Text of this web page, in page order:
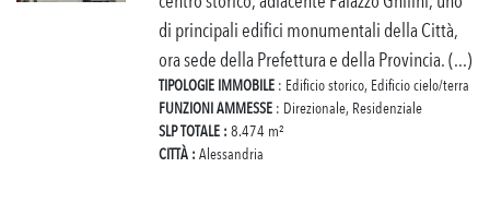
di principali edifici monumentali della Città,
ora sede della Prefettura e della Provincia. (...)
TIPOLOGIE IMMOBILE : Edificio storico, Edificio cielo/terra
FUNZIONI AMMESSE : Direzionale, Residenziale
SLP TOTALE : 8.474 m²
CITTÀ : Alessandria